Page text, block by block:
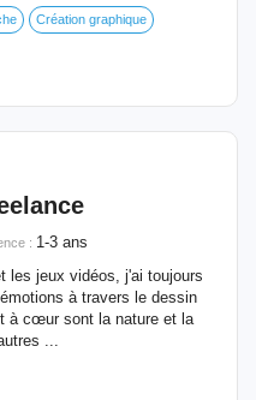
Création graphique
: 1-3 ans
les jeux vidéos, j'ai toujours
à travers le dessin
à cœur sont la nature et la
...